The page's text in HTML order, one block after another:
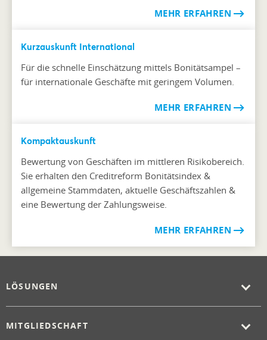
MEHR ERFAHREN
Kurzauskunft International
Für die schnelle Einschätzung mittels Bonitätsampel –
für internationale Geschäfte mit geringem Volumen.
MEHR ERFAHREN
Kompaktauskunft
Bewertung von Geschäften im mittleren Risikobereich.
Sie erhalten den Creditreform Bonitätsindex &
allgemeine Stammdaten, aktuelle Geschäftszahlen &
eine Bewertung der Zahlungsweise.
MEHR ERFAHREN
LÖSUNGEN
MITGLIEDSCHAFT